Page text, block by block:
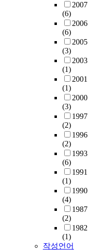
2007
(6)
2006
(6)
2005
(3)
2003
(1)
2001
(1)
2000
(3)
1997
(2)
1996
(2)
1993
(6)
1991
(1)
1990
(4)
1987
(2)
1982
(1)
작성언어